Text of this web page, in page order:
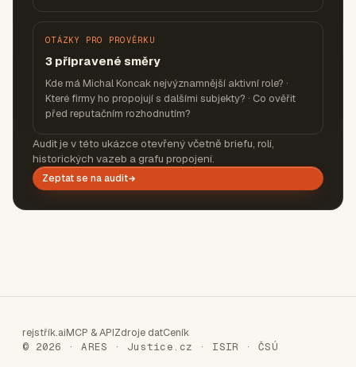
OTÁZKY PRO PROVĚRKU
3 připravené směry
Kde má Michal Koncak nejvýznamnější aktivní role? ·
Které firmy ho propojují s dalšími subjekty? · Co ověřit
před reputačním rozhodnutím?
Audit je v této ukázce otevřený včetně briefu, rolí,
historických vazeb a grafu propojení.
Zeptat se na audit
rejstřík.aiMCP & APIZdroje datCeník
© 2026 · ARES · Justice.cz · ISIR · ČSÚ